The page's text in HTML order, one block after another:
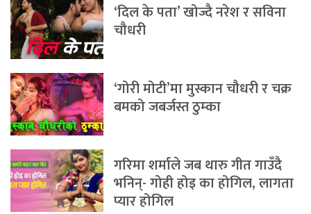
‘दिल के पता’ खोज्दै नरेश र सविना
चौधरी
‘गोरी मोटी’मा मुस्कान चौधरी र चक्र
बमको जबर्जस्त ठुम्का
गरिमा शर्माले जब थारु गीत गाउँदै
भनिन्- गोही होइ का होगिल, लागता
प्यार होगिल